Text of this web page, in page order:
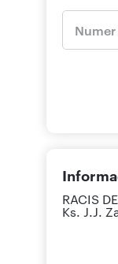
RACIS
Ks. J.J.